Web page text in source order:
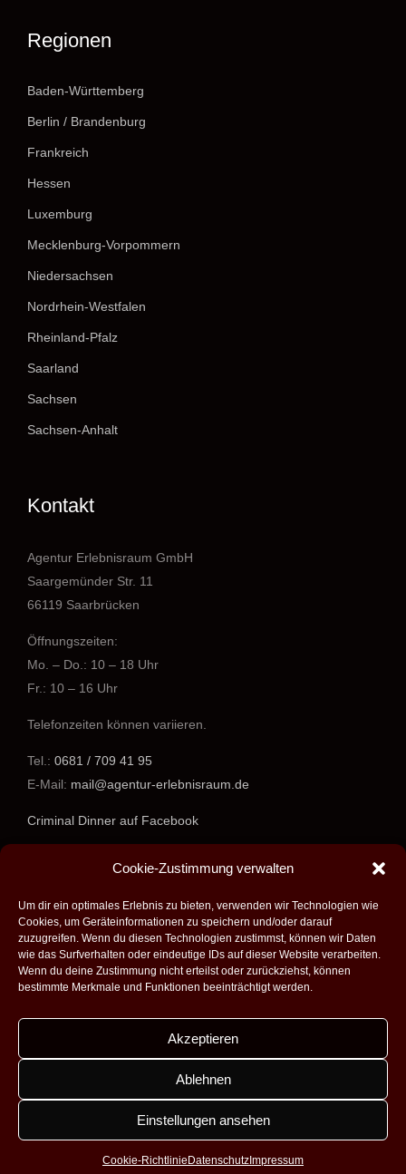
Cookie-Zustimmung verwalten
Um dir ein optimales Erlebnis zu bieten, verwenden wir Technologien wie
Cookies, um Geräteinformationen zu speichern und/oder darauf
zuzugreifen. Wenn du diesen Technologien zustimmst, können wir Daten
wie das Surfverhalten oder eindeutige IDs auf dieser Website verarbeiten.
Wenn du deine Zustimmung nicht erteilst oder zurückziehst, können
bestimmte Merkmale und Funktionen beeinträchtigt werden.
Akzeptieren
Ablehnen
Einstellungen ansehen
Cookie-Richtlinie Datenschutz Impressum
Regionen
Baden-Württemberg
Berlin / Brandenburg
Frankreich
Hessen
Luxemburg
Mecklenburg-Vorpommern
Niedersachsen
Nordrhein-Westfalen
Rheinland-Pfalz
Saarland
Sachsen
Sachsen-Anhalt
Kontakt
Agentur Erlebnisraum GmbH
Saargemünder Str. 11
66119 Saarbrücken
Öffnungszeiten:
Mo. – Do.: 10 – 18 Uhr
Fr.: 10 – 16 Uhr
Telefonzeiten können variieren.
Tel.: 0681 / 709 41 95
E-Mail: mail@agentur-erlebnisraum.de
Criminal Dinner auf Facebook
Alle Rechte vorbehalten - 2026 -Agentur Erlebnisraum GmbH|
Fabian Theobald - Medienproduktion aus Saarbrücken
FacebookInstagram